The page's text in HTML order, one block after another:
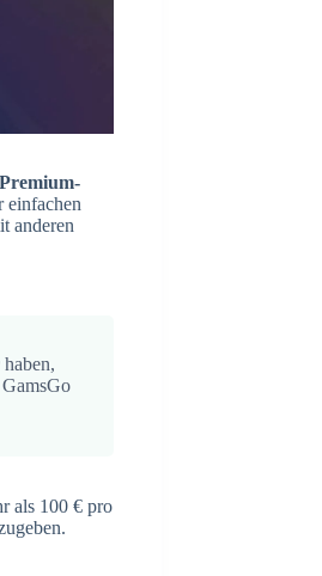
einfachen
anderen
haben,
als 100 € pro